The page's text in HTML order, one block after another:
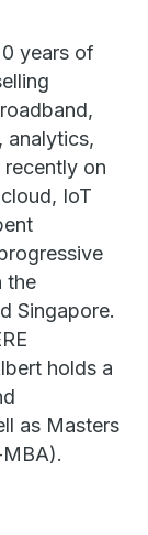
years of
analytics,
recently on
IoT
the
Singapore.
holds a
as Masters